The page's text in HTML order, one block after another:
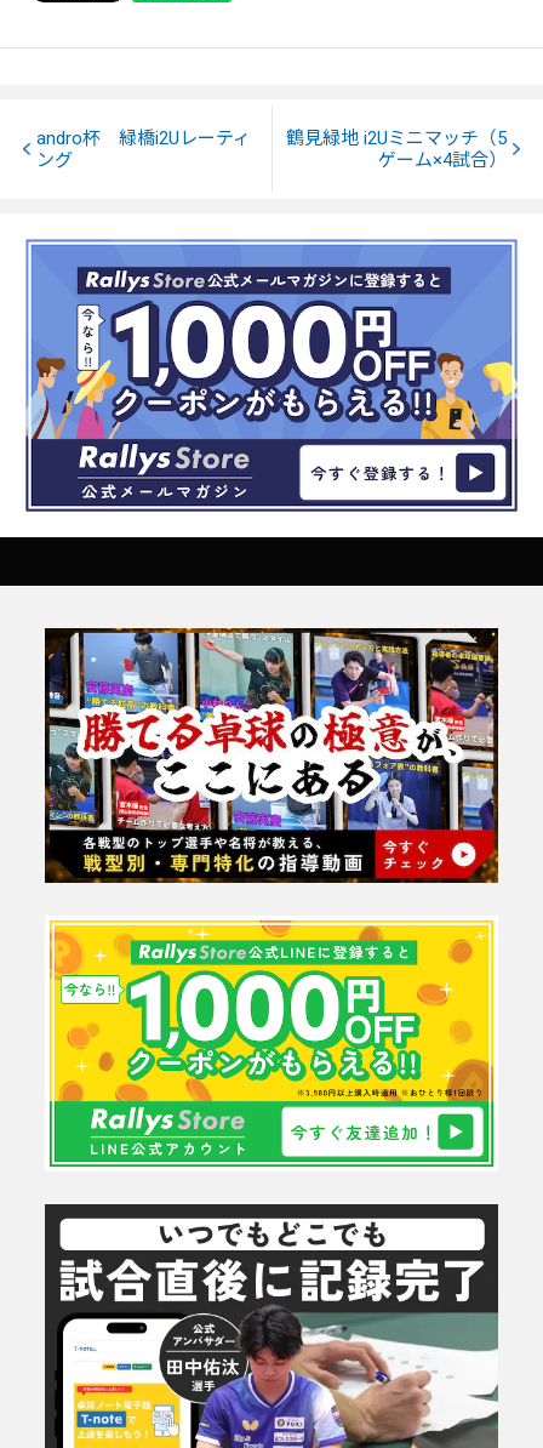
andro杯 緑橋i2Uレーティ
ング
鶴見緑地 i2Uミニマッチ（5
ゲーム×4試合）